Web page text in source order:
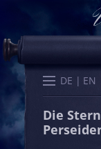
DE EN
Start
Die